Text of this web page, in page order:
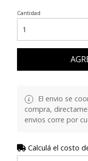
Cantidad
El envio se
compra,
envios corre por
Calculá el costo